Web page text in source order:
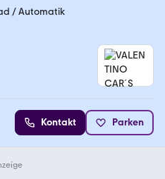
/ Automatik
Kontakt Parken